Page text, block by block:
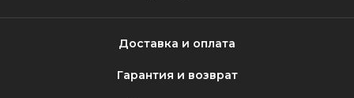
Доставка и оплата
Гарантия и возврат